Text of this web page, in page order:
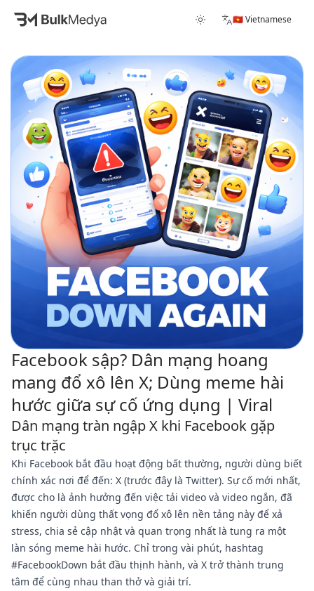
🇻🇳 Vietnamese
Facebook sập? Dân mạng hoang
mang đổ xô lên X; Dùng meme hài
hước giữa sự cố ứng dụng | Viral
Dân mạng tràn ngập X khi Facebook gặp
trục trặc
Khi Facebook bắt đầu hoạt động bất thường, người dùng biết
chính xác nơi để đến: X (trước đây là Twitter). Sự cố mới nhất,
được cho là ảnh hưởng đến việc tải video và video ngắn, đã
khiến người dùng thất vọng đổ xô lên nền tảng này để xả
stress, chia sẻ cập nhật và quan trọng nhất là tung ra một
làn sóng meme hài hước. Chỉ trong vài phút, hashtag
#FacebookDown bắt đầu thịnh hành, và X trở thành trung
tâm để cùng nhau than thở và giải trí.